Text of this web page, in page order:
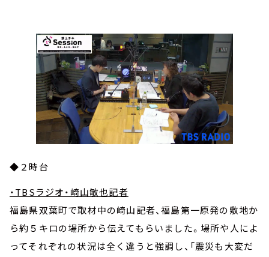
◆２時台
・TBSラジオ・崎山敏也記者
福島県双葉町で取材中の崎山記者、福島第一原発の敷地か
ら約５キロの場所から伝えてもらいました。場所や人によ
ってそれぞれの状況は全く違うと強調し、「震災も大変だ